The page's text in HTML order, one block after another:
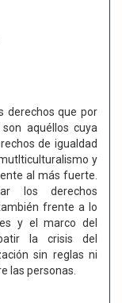
derechos que por
aquéllos cuya
de igualdad
y
al más fuerte.
los derechos
frente a lo
y el marco del
la crisis del
sin reglas ni
las personas.